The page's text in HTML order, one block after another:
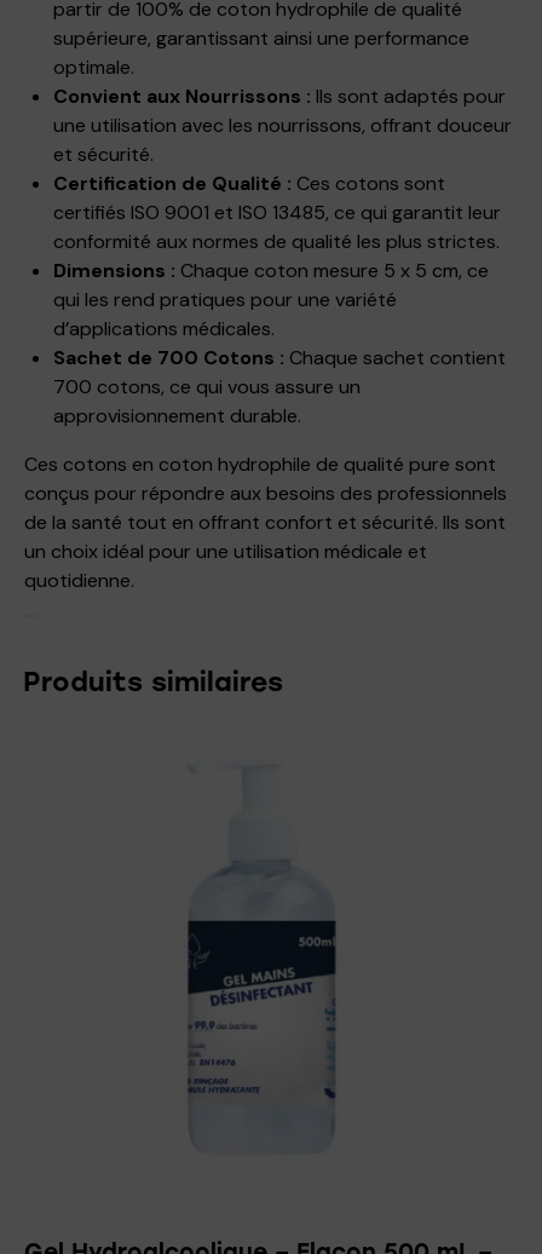
partir de 100% de coton hydrophile de qualité
supérieure, garantissant ainsi une performance
optimale.
Convient aux Nourrissons : Ils sont adaptés pour
une utilisation avec les nourrissons, offrant douceur
et sécurité.
Certification de Qualité : Ces cotons sont
certifiés ISO 9001 et ISO 13485, ce qui garantit leur
conformité aux normes de qualité les plus strictes.
Dimensions : Chaque coton mesure 5 x 5 cm, ce
qui les rend pratiques pour une variété
d’applications médicales.
Sachet de 700 Cotons : Chaque sachet contient
700 cotons, ce qui vous assure un
approvisionnement durable.
Ces cotons en coton hydrophile de qualité pure sont
conçus pour répondre aux besoins des professionnels
de la santé tout en offrant confort et sécurité. Ils sont
un choix idéal pour une utilisation médicale et
quotidienne.
Produits similaires